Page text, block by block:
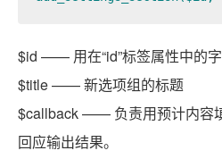
$id —— 用在“id”标签属性中的
$title —— 新选项组的标题
$callback —— 负责用预计内容
回应输出结果。